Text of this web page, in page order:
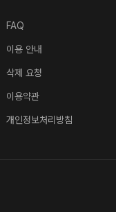
FAQ
이용 안내
삭제 요청
이용약관
개인정보처리방침